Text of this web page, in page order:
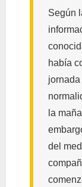
Según
había
la
del